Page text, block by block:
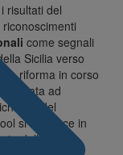
risultati del
come segnali
Sicilia verso
riforma in corso
ad
del
si inserisce in
della